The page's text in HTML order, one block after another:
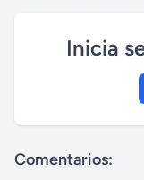
Inicia
Comentarios: